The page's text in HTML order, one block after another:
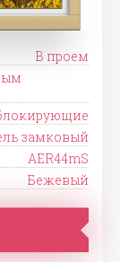
В проем
замковый
AER44mS
Бежевый